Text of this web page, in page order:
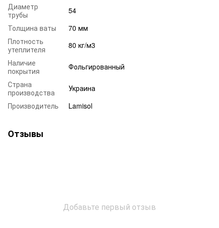
Диаметр
трубы
54
Толщина ваты
70 мм
Плотность
утеплителя
80 кг/м3
Наличие
покрытия
Фольгированный
Страна
производства
Украина
Производитель
Lamisol
Отзывы
Добавьте первый отзыв